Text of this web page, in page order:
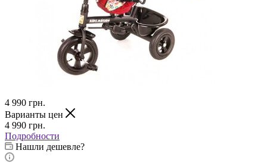
4 990 грн.
Варианты цен
4 990 грн.
Подробности
Нашли дешевле?